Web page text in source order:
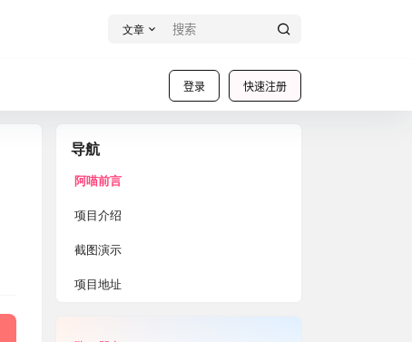
文章
登录 快速注册
导航
阿喵前言
项目介绍
截图演示
项目地址